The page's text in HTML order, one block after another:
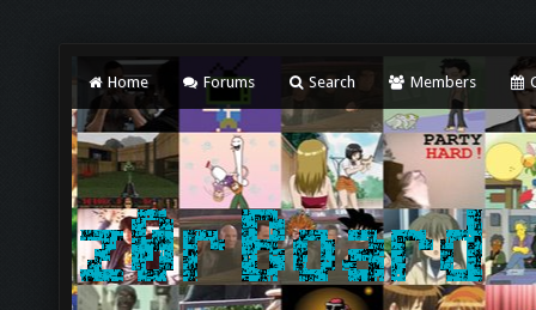
Home Forums Search Members